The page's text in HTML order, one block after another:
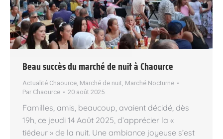
Beau succès du marché de nuit à Chaource
Actualité Chaource Marché de nuit Marché Nocturne
Par Chaource 20 août 2025
Familles, amis, beaucoup, avaient décidé, dès
19h, ce jeudi 14 Août 2025, d’apprécier la «
tiédeur » de la nuit. Une ambiance joyeuse s’est